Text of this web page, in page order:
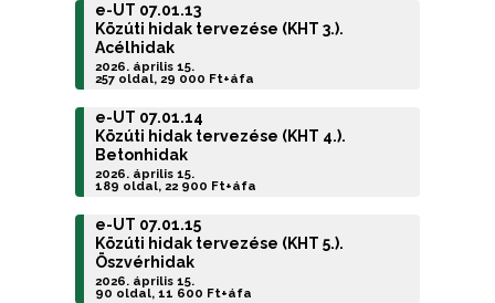
e-UT 07.01.13
Közúti hidak tervezése (KHT 3.).
Acélhidak
2026. április 15.
257 oldal, 29 000 Ft+áfa
e-UT 07.01.14
Közúti hidak tervezése (KHT 4.).
Betonhidak
2026. április 15.
189 oldal, 22 900 Ft+áfa
e-UT 07.01.15
Közúti hidak tervezése (KHT 5.).
Öszvérhidak
2026. április 15.
90 oldal, 11 600 Ft+áfa